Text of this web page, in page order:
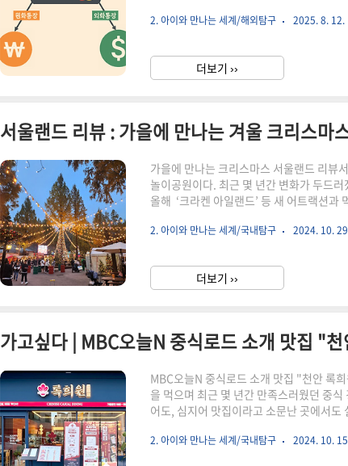
쓸까?이 카드는 신한은행의 국내 통장과
외 결제 시, 달러 보유액을 바로 활용할 수
결제할 때, 원화 환산 절차 없이 외화결제계..
2. 아이와 만나는 세계/해외탐구 2025. 8. 12.
더보기 ››
서울랜드 리뷰 : 가을에 만나는 겨울 크리스마
가을에 만나는 크리스마스 서울랜드 리뷰
놀이공원이다. 최근 몇 년간 변화가 두드
올해 ‘크라켄 아일랜드’ 등 새 어트랙션
랜드에서 만나는 이른 크리스마스서울랜
위기를 자아낸다. 해가 일찍 저물면서 조명
제격이다. 특히 12월보다 덜 추운 날씨 덕
2. 아이와 만나는 세계/국내탐구 2024. 10.
더보기 ››
가고싶다 | MBC오늘N 중식로드 소개 맛집 "
MBC오늘N 중식로드 소개 맛집 "천안 록
을 먹으며 최근 몇 년간 만족스러웠던 중
어도, 심지어 맛집이라고 소문난 곳에서
게 되었고, 그곳에서 아이가 대뜸 "우리 저
2. 아이와 만나는 세계/국내탐구 2024. 10.